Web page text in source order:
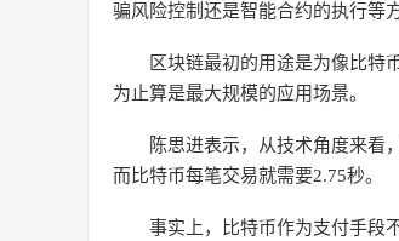
骗风险控制还是智能合约的执行等
区块链最初的用途是为像比特
为止算是最大规模的应用场景。
陈思进表示，从技术角度来看
而比特币每笔交易就需要2.75秒。
事实上，比特币作为支付手段